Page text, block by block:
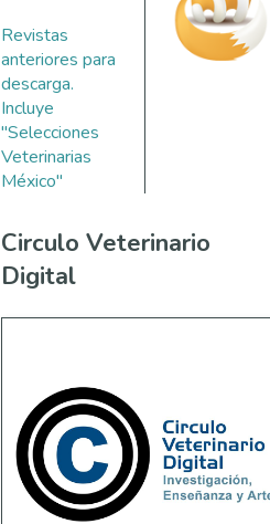
Revistas
anteriores para
descarga.
Incluye
"Selecciones
Veterinarias
México"
Circulo Veterinario
Digital